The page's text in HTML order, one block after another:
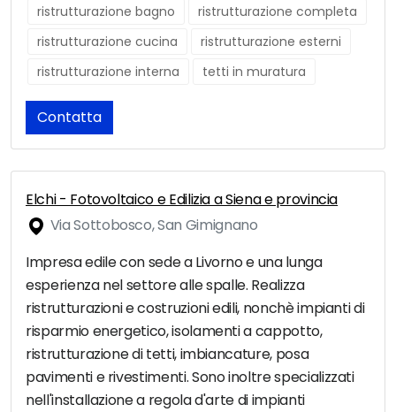
ristrutturazione bagno
ristrutturazione completa
ristrutturazione cucina
ristrutturazione esterni
ristrutturazione interna
tetti in muratura
Contatta
Elchi - Fotovoltaico e Edilizia a Siena e provincia
Via Sottobosco, San Gimignano
Impresa edile con sede a Livorno e una lunga
esperienza nel settore alle spalle. Realizza
ristrutturazioni e costruzioni edili, nonchè impianti di
risparmio energetico, isolamenti a cappotto,
ristrutturazione di tetti, imbiancature, posa
pavimenti e rivestimenti. Sono inoltre specializzati
nell'installazione a regola d'arte di impianti